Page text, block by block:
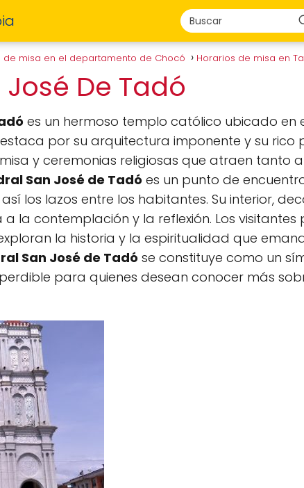
de misa en el departamento de Chocó Horarios de misa en
De Tadó
es un hermoso templo católico ubicado en
por su arquitectura imponente y su rico
y ceremonias religiosas que atraen tanto
San José de Tadó es un punto de
los lazos entre los habitantes. Su interior,
a la contemplación y la reflexión. Los
la historia y la espiritualidad que
San José de Tadó se constituye como un
para quienes desean conocer más